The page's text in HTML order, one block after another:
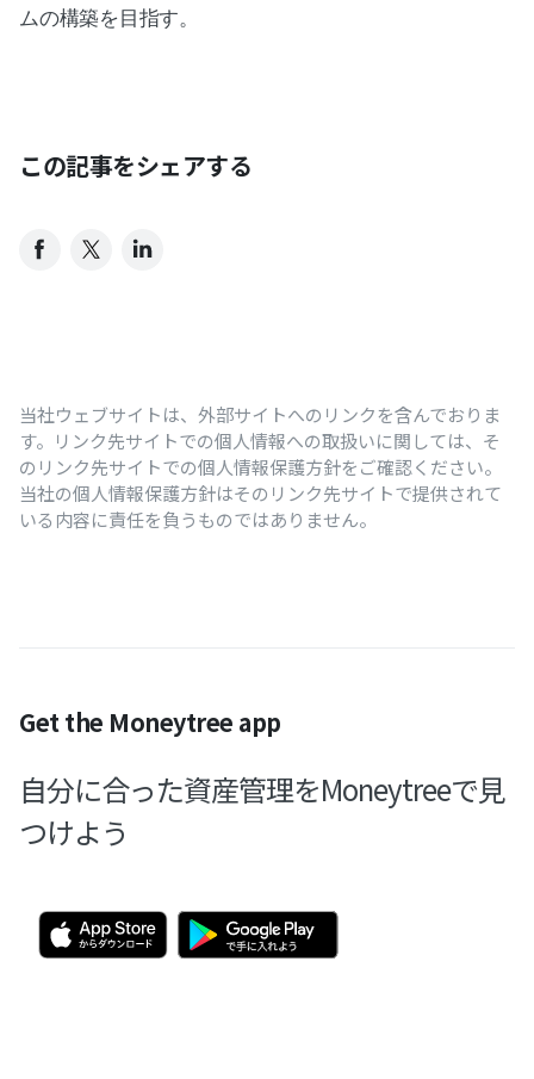
ムの構築を目指す。
この記事をシェアする
当社ウェブサイトは、外部サイトへのリンクを含んでおりま
す。リンク先サイトでの個人情報への取扱いに関しては、そ
のリンク先サイトでの個人情報保護方針をご確認ください。
当社の個人情報保護方針はそのリンク先サイトで提供されて
いる内容に責任を負うものではありません。
Get the Moneytree app
自分に合った資産管理をMoneytreeで見
つけよう